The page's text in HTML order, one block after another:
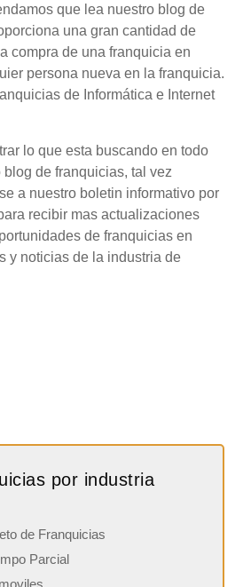
que lea nuestro blog de
una gran cantidad de
compra de una franquicia en
persona nueva en la franquicia.
de Informática e Internet
lo que esta buscando en todo
blog de franquicias, tal vez
a nuestro boletin informativo por
recibir mas actualizaciones
de franquicias en
y noticias de la industria de
por industria
de Franquicias
Parcial